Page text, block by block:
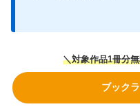
＼対象作品1冊分
ブック